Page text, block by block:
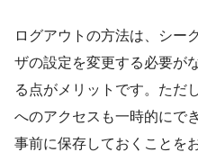
ログアウトの方法は、シー
ザの設定を変更する必要が
る点がメリットです。ただ
へのアクセスも一時的にで
事前に保存しておくことを